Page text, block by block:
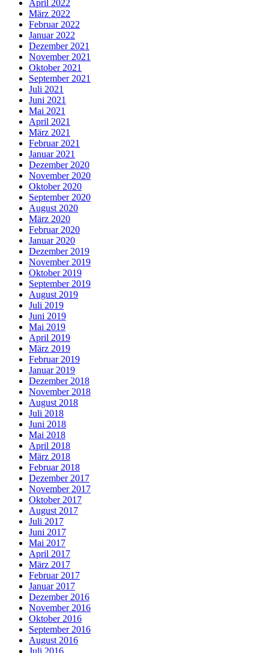
April 2022
März 2022
Februar 2022
Januar 2022
Dezember 2021
November 2021
Oktober 2021
September 2021
Juli 2021
Juni 2021
Mai 2021
April 2021
März 2021
Februar 2021
Januar 2021
Dezember 2020
November 2020
Oktober 2020
September 2020
August 2020
März 2020
Februar 2020
Januar 2020
Dezember 2019
November 2019
Oktober 2019
September 2019
August 2019
Juli 2019
Juni 2019
Mai 2019
April 2019
März 2019
Februar 2019
Januar 2019
Dezember 2018
November 2018
August 2018
Juli 2018
Juni 2018
Mai 2018
April 2018
März 2018
Februar 2018
Dezember 2017
November 2017
Oktober 2017
August 2017
Juli 2017
Juni 2017
Mai 2017
April 2017
März 2017
Februar 2017
Januar 2017
Dezember 2016
November 2016
Oktober 2016
September 2016
August 2016